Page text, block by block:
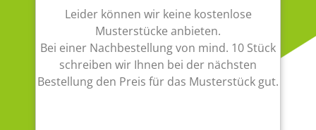
Leider können wir keine kostenlose
Musterstücke anbieten.
Bei einer Nachbestellung von mind. 10 Stück
schreiben wir Ihnen bei der nächsten
Bestellung den Preis für das Musterstück gut.